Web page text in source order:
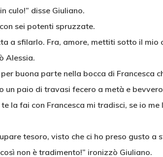
culo!” disse Giuliano.
con sei potenti spruzzate.
a sfilarlo. Fra, amore, mettiti sotto il
Alessia.
buona parte nella bocca di Francesca
un paio di travasi fecero a metà e
te la fai con Francesca mi tradisci, se io
tesoro, visto che ci ho preso gusto a
non è tradimento!” ironizzò Giuliano.